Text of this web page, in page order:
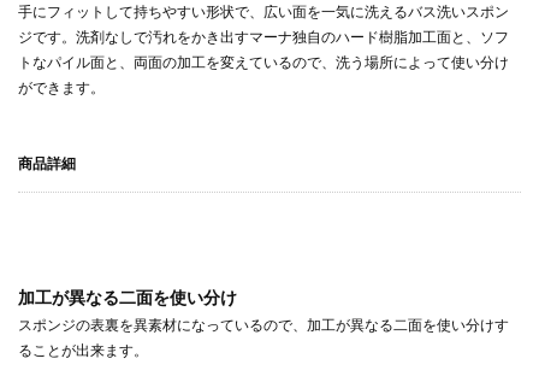
手にフィットして持ちやすい形状で、広い面を一気に洗えるバス洗いスポン
ジです。洗剤なしで汚れをかき出すマーナ独自のハード樹脂加工面と、ソフ
トなパイル面と、両面の加工を変えているので、洗う場所によって使い分け
ができます。
商品詳細
加工が異なる二面を使い分け
スポンジの表裏を異素材になっているので、加工が異なる二面を使い分けす
ることが出来ます。